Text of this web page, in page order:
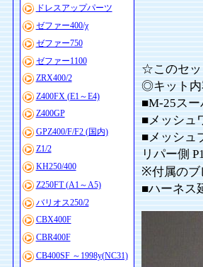
ドレスアップパーツ
ゼファー400/χ
ゼファー750
ゼファー1100
ZRX400/2
Z400FX (E1～E4)
Z400GP
GPZ400/F/F2 (国内)
Z1/2
KH250/400
Z250FT (A1～A5)
バリオス250/2
CBX400F
CBR400F
CB400SF ～1998y(NC31)
☆このセッ
◎キット
■M-25ス
■メッシュ
■メッシュ
リパー側
※付属のブ
■ハーネス